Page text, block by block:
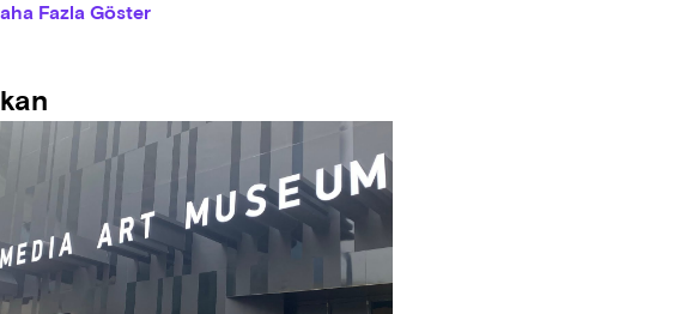
ışığa duyarlı epilepsi hastalarını rahatsız edebilecek görsel efektler içermektedir.
Fazla Göster